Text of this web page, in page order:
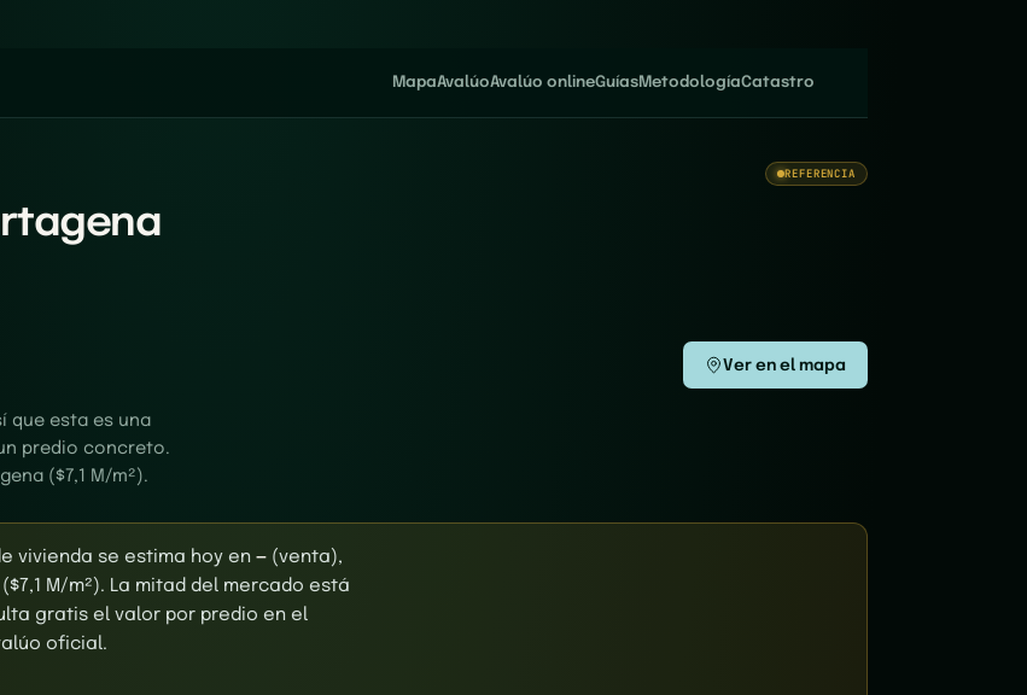
MapaAvalúoAvalúo onlineGuíasMetodologíaCatastro
REFERENCIA
Ver en el mapa
que esta es una
predio concreto.
($7,1 M/m²).
vivienda se estima hoy en — (venta),
M/m²). La mitad del mercado está
gratis el valor por predio en el
oficial.